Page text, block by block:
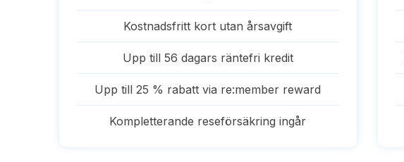
Kostnadsfritt kort utan årsavgift
Upp till 56 dagars räntefri kredit
Upp till 25 % rabatt via re:member reward
Kompletterande reseförsäkring ingår